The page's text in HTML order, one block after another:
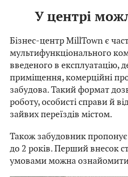
У центрі
Бізнес-центр MillTown є
мультифункціонального
введеного в експлуатацію,
приміщення, комерційні
забудова. Такий формат
роботу, особисті справи й
зайвих переїздів містом.
Також забудовник
до 2 років. Перший внесок
умовами можна